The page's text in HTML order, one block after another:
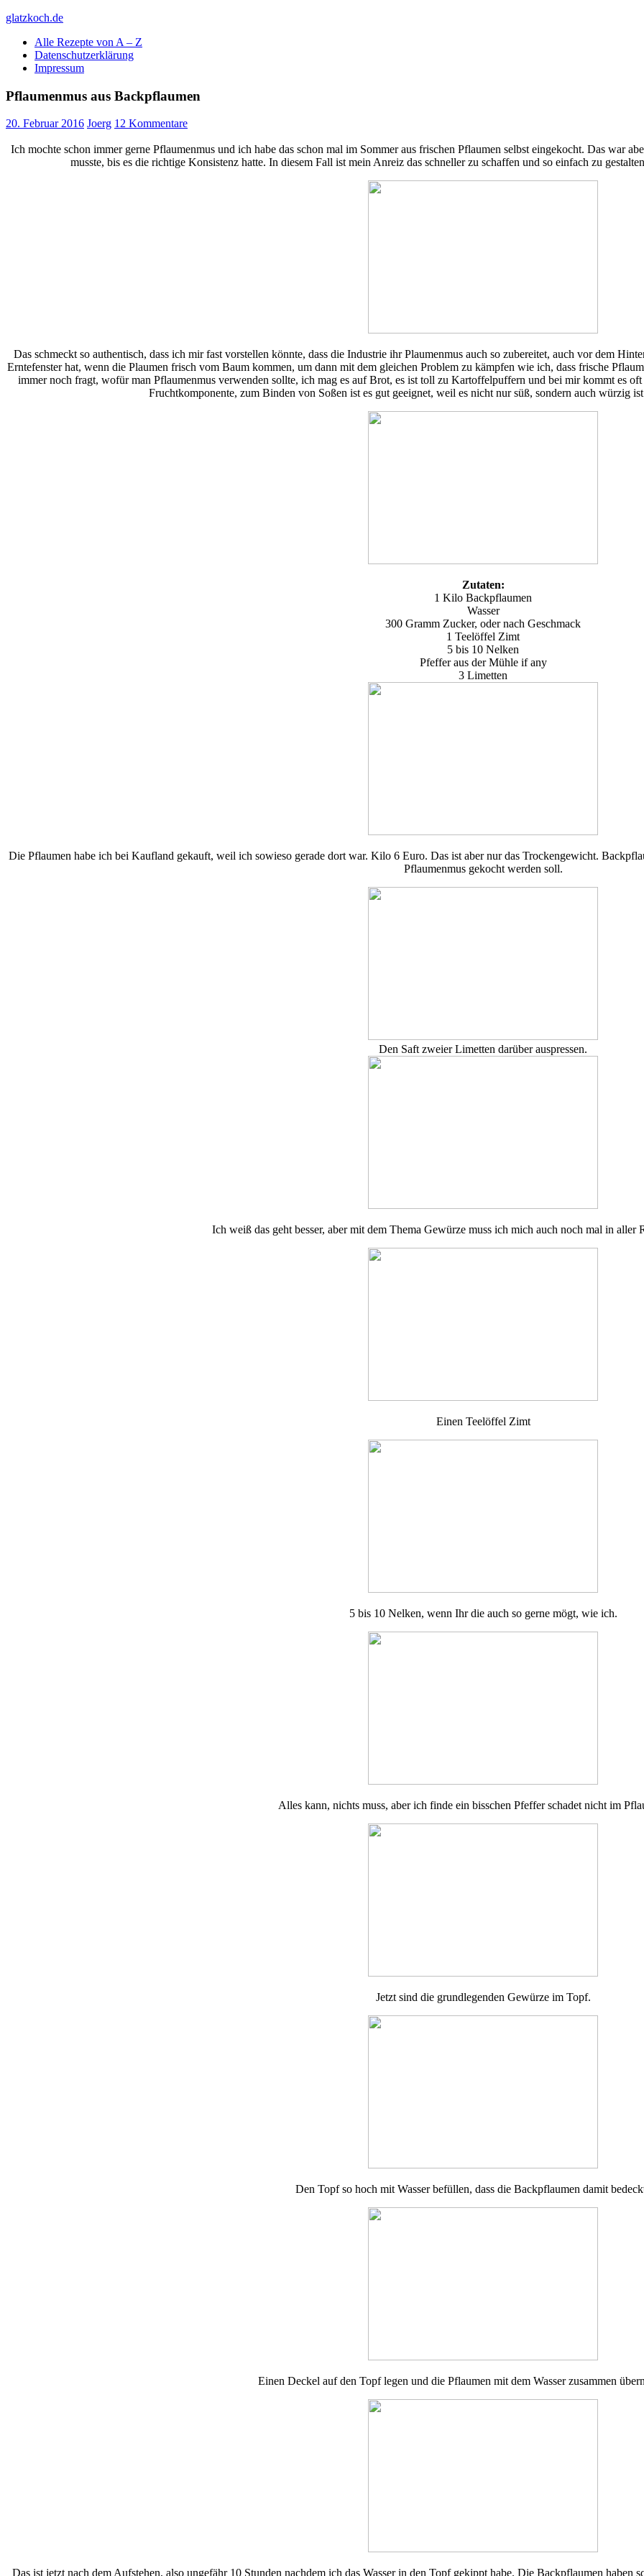
Skip
content
glatzkoch.de
Kochen für Doofe und Genießer
Alle Rezepte von A – Z
Datenschutzerklärung
Impressum
Pflaumenmus aus Backpflaumen
20. Februar 2016 Joerg 12 Kommentare
Ich mochte schon immer gerne Pflaumenmus und ich habe das schon mal im Sommer aus frischen Pflaumen selbst eingekocht. Das war
musste, bis es die richtige Konsistenz hatte. In diesem Fall ist mein Anreiz das schneller zu schaffen und so einfach zu
Das schmeckt so authentisch, dass ich mir fast vorstellen könnte, dass die Industrie ihr Plaumenmus auch so zubereitet, auch vor dem
Erntefenster hat, wenn die Plaumen frisch vom Baum kommen, um dann mit dem gleichen Problem zu kämpfen wie ich, dass frische
immer noch fragt, wofür man Pflaumenmus verwenden sollte, ich mag es auf Brot, es ist toll zu Kartoffelpuffern und bei mir kommt es
Fruchtkomponente, zum Binden von Soßen ist es gut geeignet, weil es nicht nur süß, sondern auch würzig
Zutaten:
1 Kilo Backpflaumen
Wasser
300 Gramm Zucker, oder nach Geschmack
1 Teelöffel Zimt
5 bis 10 Nelken
Pfeffer aus der Mühle if any
3 Limetten
Die Pflaumen habe ich bei Kaufland gekauft, weil ich sowieso gerade dort war. Kilo 6 Euro. Das ist aber nur das Trockengewicht.
Pflaumenmus gekocht werden soll.
Den Saft zweier Limetten darüber auspressen.
Ich weiß das geht besser, aber mit dem Thema Gewürze muss ich mich auch noch mal in aller
Einen Teelöffel Zimt
5 bis 10 Nelken, wenn Ihr die auch so gerne mögt, wie ich.
Alles kann, nichts muss, aber ich finde ein bisschen Pfeffer schadet nicht im
Jetzt sind die grundlegenden Gewürze im Topf.
Den Topf so hoch mit Wasser befüllen, dass die Backpflaumen damit
Einen Deckel auf den Topf legen und die Pflaumen mit dem Wasser zusammen
Das ist jetzt nach dem Aufstehen, also ungefähr 10 Stunden nachdem ich das Wasser in den Topf gekippt habe. Die Backpflaumen